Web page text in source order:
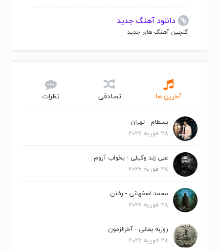
دانلود آهنگ جدید
گلچین آهنگ های جدید
آخرین ها تصادفی نظرات
بسطام - تهران
28 فوریه 2026
علی زند وکیلی - بخواب آروم
28 فوریه 2026
محمد اصفهانی - رفتن
28 فوریه 2026
روزبه بمانی - آخرالزمون
28 فوریه 2026